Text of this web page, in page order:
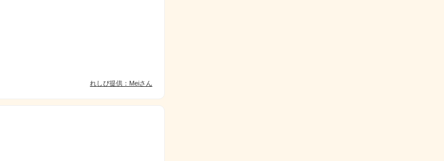
れしぴ提供：Meiさん